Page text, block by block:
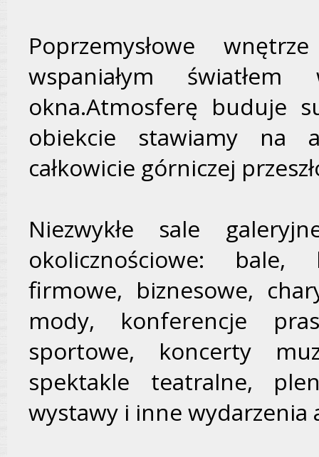
Poprzemysłowe
wspaniałym
okna.Atmosferę buduje
obiekcie stawiamy na
całkowicie górniczej
Niezwykłe sale
okolicznościowe: bale,
firmowe, biznesowe,
mody, konferencje
sportowe, koncerty
spektakle teatralne,
wystawy i inne wydarzenia